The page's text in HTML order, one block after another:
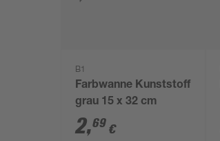
B1
Farbwanne Kunststoff
grau 15 x 32 cm
2,69 €